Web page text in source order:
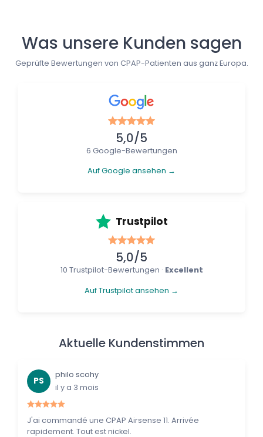
Was unsere Kunden sagen
Geprüfte Bewertungen von CPAP-Patienten aus ganz Europa.
5,0/5
6 Google-Bewertungen
Auf Google ansehen →
Trustpilot
5,0/5
10 Trustpilot-Bewertungen · Excellent
Auf Trustpilot ansehen →
Aktuelle Kundenstimmen
PS
philo scohy
il y a 3 mois
J'ai commandé une CPAP Airsense 11. Arrivée
rapidement. Tout est nickel.